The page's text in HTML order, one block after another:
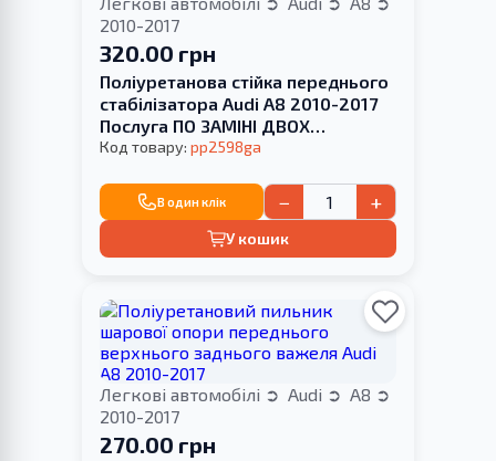
2010-2017
320.00 грн
Поліуретанова стійка переднього
стабілізатора Audi A8 2010-2017
Послуга ПО ЗАМІНІ ДВОХ
САЙЛЕНТБЛОКІВ
Код товару: pp2598ga
В один клік − +
У кошик
Легкові автомобілі Audi
A8
2010-2017
270.00 грн